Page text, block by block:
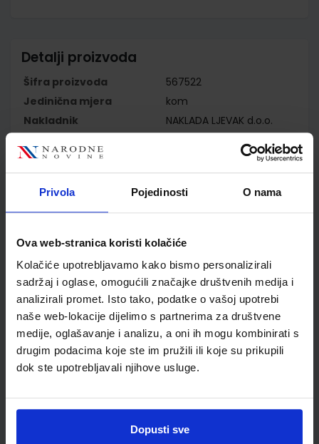
Privola Pojedinosti O nama
Ova web-stranica koristi kolačiće
Kolačiće upotrebljavamo kako bismo personalizirali
sadržaj i oglase, omogućili značajke društvenih medija i
analizirali promet. Isto tako, podatke o vašoj upotrebi
naše web-lokacije dijelimo s partnerima za društvene
medije, oglašavanje i analizu, a oni ih mogu kombinirati s
drugim podacima koje ste im pružili ili koje su prikupili
dok ste upotrebljavali njihove usluge.
Dopusti sve
Detalji proizvoda
Šifra proizvoda
567522
Jedinična mjera
kom
Nakladnik
NAKLADA LJEVAK d.o.o.
Školski razred
Vrsta školske knjige
RADNA BILJEŽNICA
Vrsta škole
4 GIMNAZIJA+STRUKOVN
Nastavni predmet
Reg br min
8008;7386;6733-DOM